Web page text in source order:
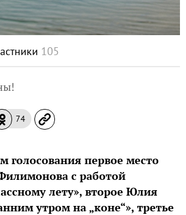
105
74
голосования первое место
с работой
лету», второе Юлия
утром на „коне“», третье